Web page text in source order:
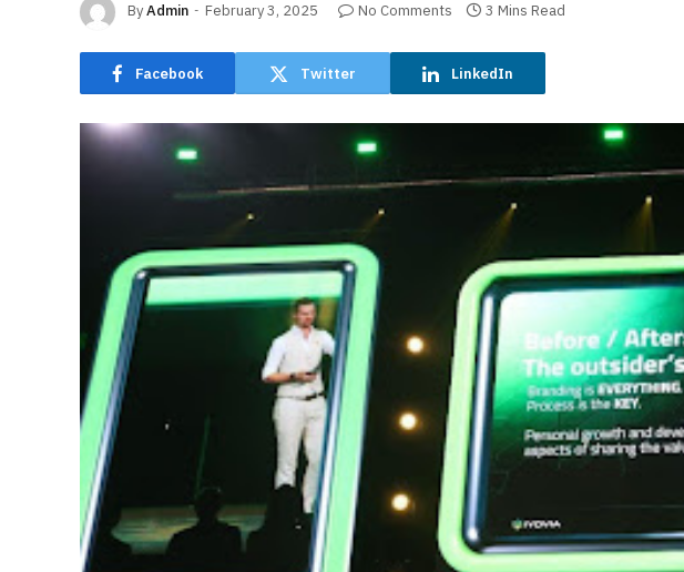
ByAdmin February 3, 2025 No Comments 3 Mins Read
Facebook Twitter LinkedIn